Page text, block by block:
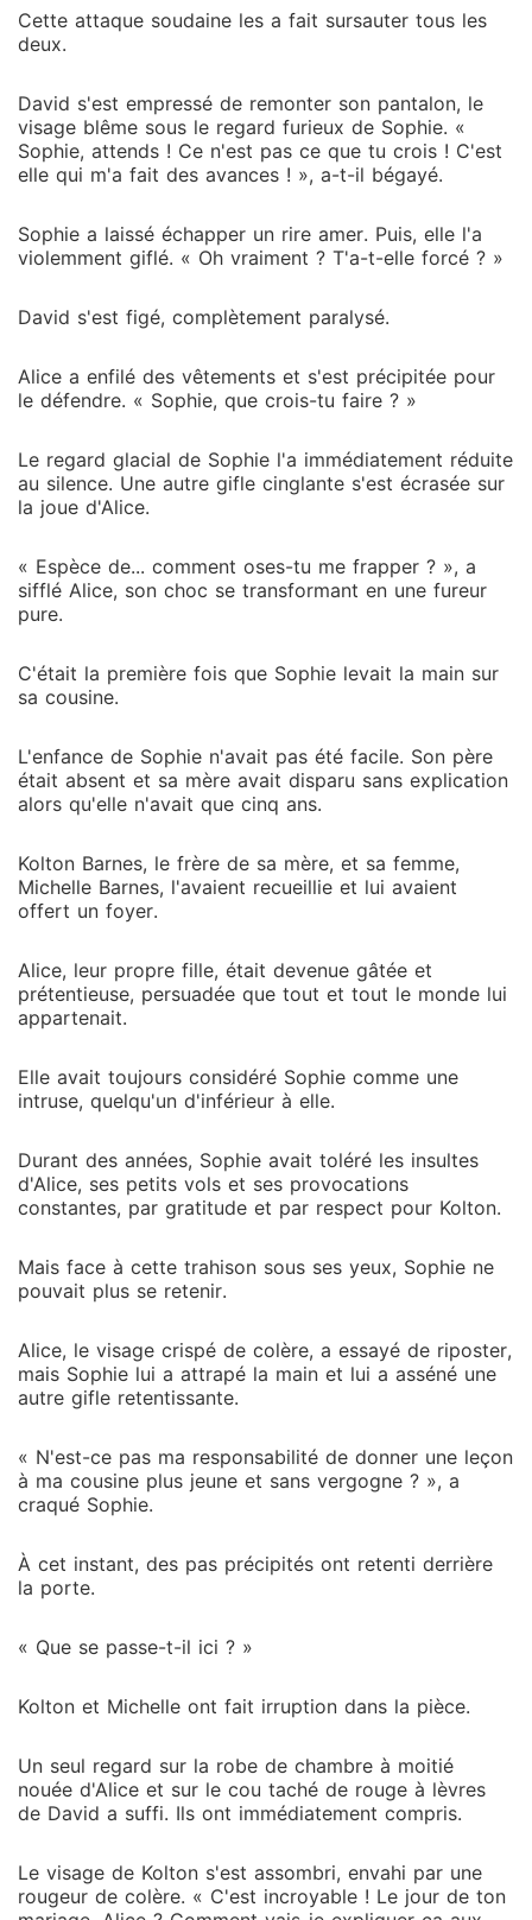
Cette attaque soudaine les a fait sursauter tous les
deux.
David s'est empressé de remonter son pantalon, le
visage blême sous le regard furieux de Sophie. «
Sophie, attends ! Ce n'est pas ce que tu crois ! C'est
elle qui m'a fait des avances ! », a-t-il bégayé.
Sophie a laissé échapper un rire amer. Puis, elle l'a
violemment giflé. « Oh vraiment ? T'a-t-elle forcé ? »
David s'est figé, complètement paralysé.
Alice a enfilé des vêtements et s'est précipitée pour
le défendre. « Sophie, que crois-tu faire ? »
Le regard glacial de Sophie l'a immédiatement réduite
au silence. Une autre gifle cinglante s'est écrasée sur
la joue d'Alice.
« Espèce de... comment oses-tu me frapper ? », a
sifflé Alice, son choc se transformant en une fureur
pure.
C'était la première fois que Sophie levait la main sur
sa cousine.
L'enfance de Sophie n'avait pas été facile. Son père
était absent et sa mère avait disparu sans explication
alors qu'elle n'avait que cinq ans.
Kolton Barnes, le frère de sa mère, et sa femme,
Michelle Barnes, l'avaient recueillie et lui avaient
offert un foyer.
Alice, leur propre fille, était devenue gâtée et
prétentieuse, persuadée que tout et tout le monde lui
appartenait.
Elle avait toujours considéré Sophie comme une
intruse, quelqu'un d'inférieur à elle.
Durant des années, Sophie avait toléré les insultes
d'Alice, ses petits vols et ses provocations
constantes, par gratitude et par respect pour Kolton.
Mais face à cette trahison sous ses yeux, Sophie ne
pouvait plus se retenir.
Alice, le visage crispé de colère, a essayé de riposter,
mais Sophie lui a attrapé la main et lui a asséné une
autre gifle retentissante.
« N'est-ce pas ma responsabilité de donner une leçon
à ma cousine plus jeune et sans vergogne ? », a
craqué Sophie.
À cet instant, des pas précipités ont retenti derrière
la porte.
« Que se passe-t-il ici ? »
Kolton et Michelle ont fait irruption dans la pièce.
Un seul regard sur la robe de chambre à moitié
nouée d'Alice et sur le cou taché de rouge à lèvres
de David a suffi. Ils ont immédiatement compris.
Le visage de Kolton s'est assombri, envahi par une
rougeur de colère. « C'est incroyable ! Le jour de ton